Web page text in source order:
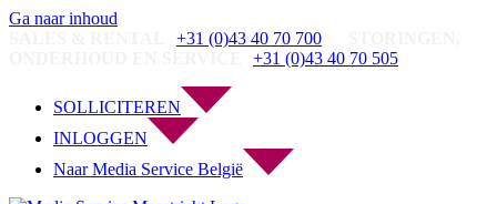
Ga naar inhoud
+31 (0)43 40 70 700
+31 (0)43 40 70 505
SOLLICITEREN
INLOGGEN
Naar Media Service België